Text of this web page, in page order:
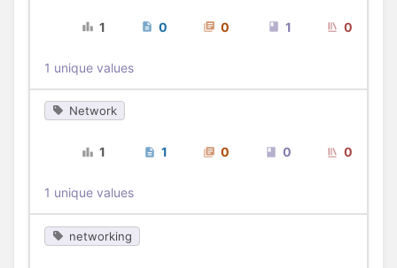
1 0 0 1 0
1 unique values
Network
1 1 0 0 0
1 unique values
networking